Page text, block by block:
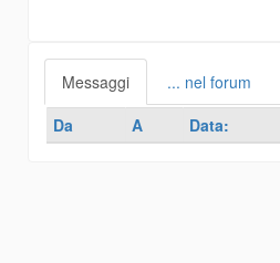
Messaggi
... nel forum
Da
A Data: